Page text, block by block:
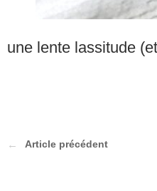
une lente lassitude
Article précédent